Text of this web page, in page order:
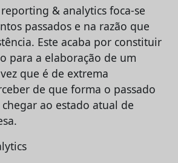
& analytics foca-se
passados e na razão que
Este acaba por constituir
para a elaboração de um
que é de extrema
de que forma o passado
ao estado atual de